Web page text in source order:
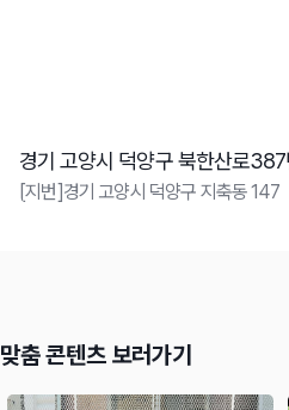
경기 고양시 덕양구 북한산로
[지번]경기 고양시 덕양구 지축동 147
맞춤 콘텐츠 보러가기